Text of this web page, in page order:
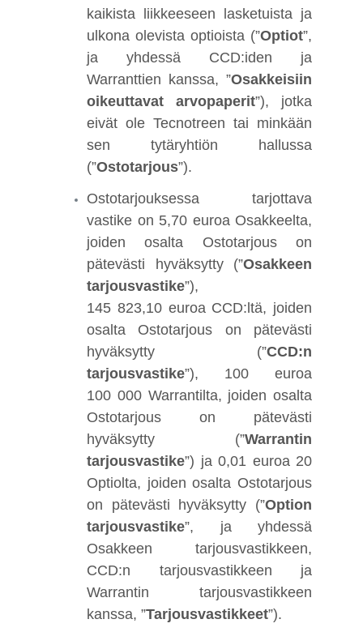
kaikista liikkeeseen lasketuista ja
ulkona olevista optioista (”Optiot”,
ja yhdessä CCD:iden ja
Warranttien kanssa, ”Osakkeisiin
oikeuttavat arvopaperit”), jotka
eivät ole Tecnotreen tai minkään
sen tytäryhtiön hallussa
(”Ostotarjous”).
Ostotarjouksessa tarjottava
vastike on 5,70 euroa Osakkeelta,
joiden osalta Ostotarjous on
pätevästi hyväksytty (”Osakkeen
tarjousvastike”),
145 823,10 euroa CCD:ltä, joiden
osalta Ostotarjous on pätevästi
hyväksytty (”CCD:n
tarjousvastike”), 100 euroa
100 000 Warrantilta, joiden osalta
Ostotarjous on pätevästi
hyväksytty (”Warrantin
tarjousvastike”) ja 0,01 euroa 20
Optiolta, joiden osalta Ostotarjous
on pätevästi hyväksytty (”Option
tarjousvastike”, ja yhdessä
Osakkeen tarjousvastikkeen,
CCD:n tarjousvastikkeen ja
Warrantin tarjousvastikkeen
kanssa, ”Tarjousvastikkeet”).